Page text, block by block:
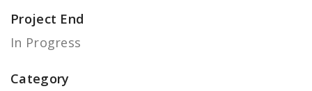
Project End
In Progress
Category